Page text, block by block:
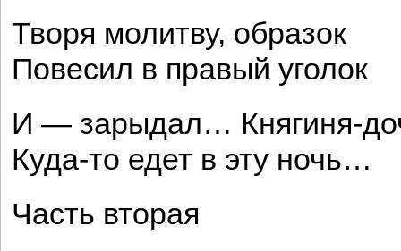
Творя молитву, образок
Повесил в правый уголок
И — зарыдал… Княгиня-
Куда-то едет в эту ночь…
Часть вторая